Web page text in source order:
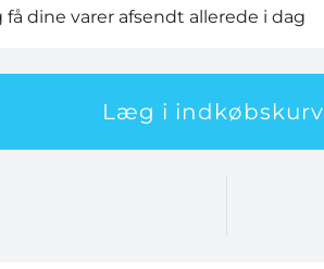
få dine varer afsendt allerede i dag
Læg i indkøbskurv